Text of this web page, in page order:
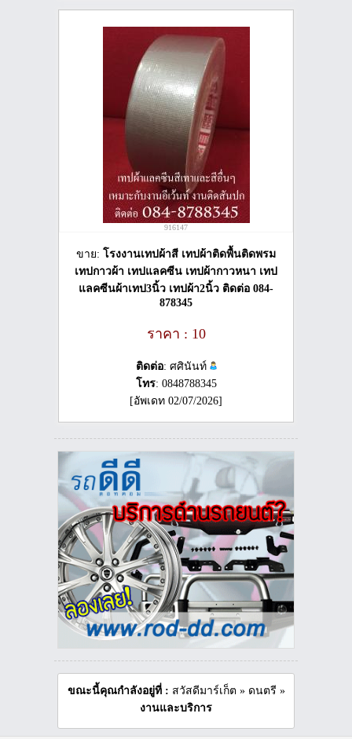
916147
ขาย: โรงงานเทปผ้าสี เทปผ้าติดพื้นติดพรม
เทปกาวผ้า เทปแลคซีน เทปผ้ากาวหนา เทป
แลคซีนผ้าเทป3นิ้ว เทปผ้า2นิ้ว ติดต่อ 084-
878345
ราคา : 10
ติดต่อ: ศศินันท์
โทร: 0848788345
[อัพเดท 02/07/2026]
ขณะนี้คุณกำลังอยู่ที่ : สวัสดีมาร์เก็ต » ดนตรี »
งานและบริการ